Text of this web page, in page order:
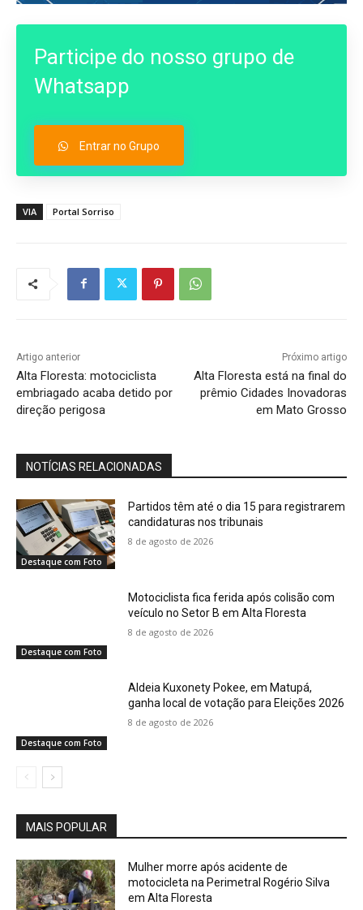
Participe do nosso grupo de
Whatsapp
Entrar no Grupo
VIA Portal Sorriso
Artigo anterior
Alta Floresta: motociclista
embriagado acaba detido por
direção perigosa
Próximo artigo
Alta Floresta está na final do
prêmio Cidades Inovadoras
em Mato Grosso
NOTÍCIAS RELACIONADAS
Destaque com Foto
Partidos têm até o dia 15 para registrarem
candidaturas nos tribunais
8 de agosto de 2026
Destaque com Foto
Motociclista fica ferida após colisão com
veículo no Setor B em Alta Floresta
8 de agosto de 2026
Destaque com Foto
Aldeia Kuxonety Pokee, em Matupá,
ganha local de votação para Eleições 2026
8 de agosto de 2026
MAIS POPULAR
Mulher morre após acidente de
motocicleta na Perimetral Rogério Silva
em Alta Floresta